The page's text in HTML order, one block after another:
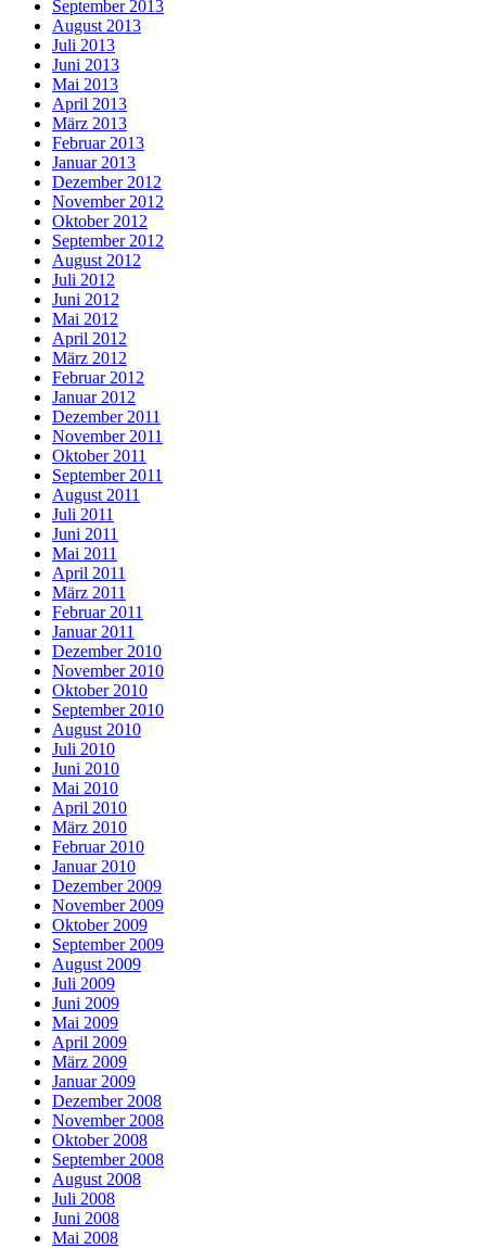
September 2013
August 2013
Juli 2013
Juni 2013
Mai 2013
April 2013
März 2013
Februar 2013
Januar 2013
Dezember 2012
November 2012
Oktober 2012
September 2012
August 2012
Juli 2012
Juni 2012
Mai 2012
April 2012
März 2012
Februar 2012
Januar 2012
Dezember 2011
November 2011
Oktober 2011
September 2011
August 2011
Juli 2011
Juni 2011
Mai 2011
April 2011
März 2011
Februar 2011
Januar 2011
Dezember 2010
November 2010
Oktober 2010
September 2010
August 2010
Juli 2010
Juni 2010
Mai 2010
April 2010
März 2010
Februar 2010
Januar 2010
Dezember 2009
November 2009
Oktober 2009
September 2009
August 2009
Juli 2009
Juni 2009
Mai 2009
April 2009
März 2009
Januar 2009
Dezember 2008
November 2008
Oktober 2008
September 2008
August 2008
Juli 2008
Juni 2008
Mai 2008